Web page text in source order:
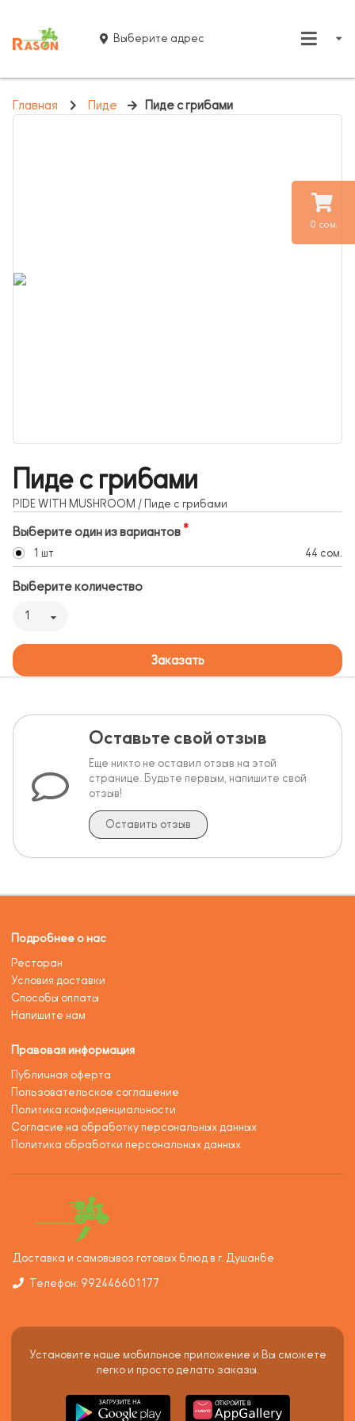
0 сом.
Выберите адрес
Главная Пиде Пиде с грибами
Пиде с грибами
PIDE WITH MUSHROOM / Пиде с грибами
Выберите один из вариантов
1 шт 44 сом.
Выберите количество
1
Заказать
Оставьте свой отзыв
Еще никто не оставил отзыв на этой
странице. Будьте первым, напишите свой
отзыв!
Оставить отзыв
Подробнее о нас
Ресторан
Условия доставки
Способы оплаты
Напишите нам
Правовая информация
Публичная оферта
Пользовательское соглашение
Политика конфиденциальности
Согласие на обработку персональных данных
Политика обработки персональных данных
Доставка и самовывоз готовых блюд в г. Душанбе
Телефон: 992446601177
Установите наше мобильное приложение и Вы сможете
легко и просто делать заказы.